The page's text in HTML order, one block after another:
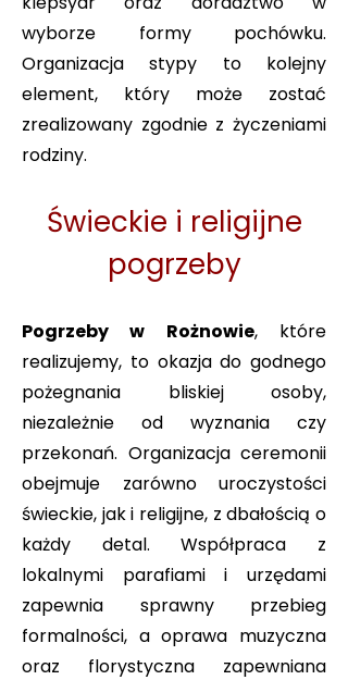
wyborze formy pochówku.
Organizacja stypy to kolejny
element, który może zostać
zrealizowany zgodnie z życzeniami
rodziny.
Świeckie i religijne
pogrzeby
Pogrzeby w Rożnowie, które
realizujemy, to okazja do godnego
pożegnania bliskiej osoby,
niezależnie od wyznania czy
przekonań. Organizacja ceremonii
obejmuje zarówno uroczystości
świeckie, jak i religijne, z dbałością o
każdy detal. Współpraca z
lokalnymi parafiami i urzędami
zapewnia sprawny przebieg
formalności, a oprawa muzyczna
oraz florystyczna zapewniana